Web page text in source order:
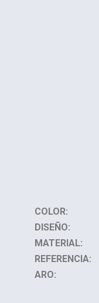
COLOR:
DISEÑO:
MATERIAL:
REFERENCIA:
ARO: